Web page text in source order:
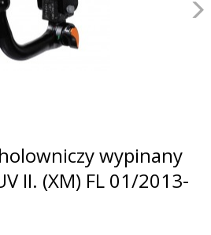
wypinany
II. (XM) FL 01/2013-